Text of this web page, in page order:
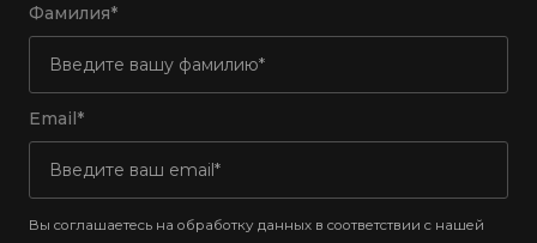
Фамилия*
Email*
Вы соглашаетесь на обработку данных в соответствии с нашей